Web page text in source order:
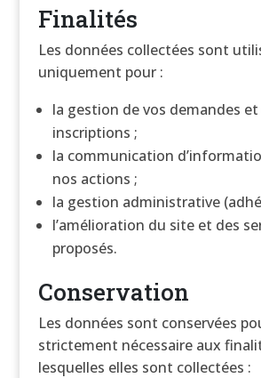
Finalités
Les données collectées sont
uniquement pour :
la gestion de vos demandes et
inscriptions ;
la communication
nos actions ;
la gestion administrative
l’amélioration du site et des
proposés.
Conservation
Les données sont conservées
strictement nécessaire aux
lesquelles elles sont collectées :